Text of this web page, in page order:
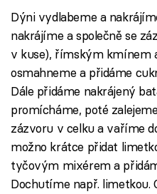
Dýni vydlabeme a
nakrájíme a společně se
v kuse), římským kmínem
osmahneme a přidáme
Dále přidáme nakrájený
promícháme, poté
zázvoru v celku a vaříme
možno krátce přidat
tyčovým mixérem a
Dochutíme např. limetkou.